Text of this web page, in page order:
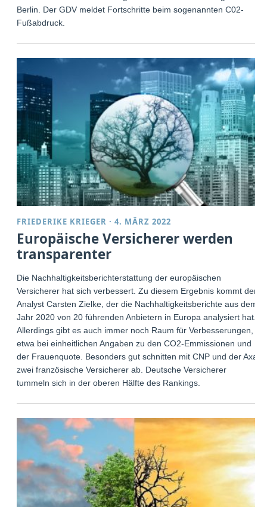
Berlin. Der GDV meldet Fortschritte beim sogenannten C02-
Fußabdruck.
FRIEDERIKE KRIEGER ·4. MÄRZ 2022
Europäische Versicherer werden
transparenter
Die Nachhaltigkeitsberichterstattung der europäischen
Versicherer hat sich verbessert. Zu diesem Ergebnis kommt der
Analyst Carsten Zielke, der die Nachhaltigkeitsberichte aus dem
Jahr 2020 von 20 führenden Anbietern in Europa analysiert hat.
Allerdings gibt es auch immer noch Raum für Verbesserungen,
etwa bei einheitlichen Angaben zu den CO2-Emmissionen und
der Frauenquote. Besonders gut schnitten mit CNP und der Axa
zwei französische Versicherer ab. Deutsche Versicherer
tummeln sich in der oberen Hälfte des Rankings.